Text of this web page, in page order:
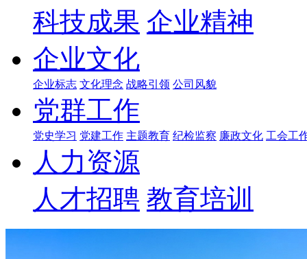
科技成果 企业精神
企业文化
企业标志 文化理念 战略引领 公司风貌
党群工作
党史学习 党建工作 主题教育 纪检监察 廉政文化 工会工
人力资源
人才招聘 教育培训